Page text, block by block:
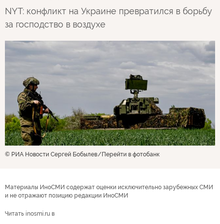
NYT: конфликт на Украине превратился в борьбу
за господство в воздухе
© РИА Новости Сергей Бобылев Перейти в фотобанк
Материалы ИноСМИ содержат оценки исключительно зарубежных СМИ
и не отражают позицию редакции ИноСМИ
Читать inosmi.ru в